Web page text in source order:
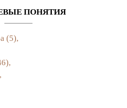
ПОНЯТИЯ
(5),